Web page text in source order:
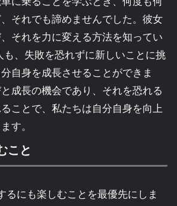
それでも諦めませんでした。彼女
それを力に変える方法を知ってい
も、失敗を恐れずに新しいことに挑
自身を成長させることができま
成長の機会であり、それを恐れる
ことで、私たちは自分自身を向上
す。
こと
るにも楽しむことを最優先にしま